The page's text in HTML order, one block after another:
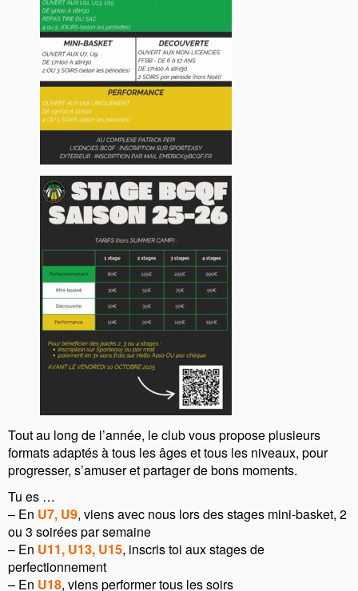
Tout au long de l’année, le club vous propose plusieurs
formats adaptés à tous les âges et tous les niveaux, pour
progresser, s’amuser et partager de bons moments.
Tu es …
– En U7, U9, viens avec nous lors des stages mini-basket, 2
ou 3 soirées par semaine
– En U11, U13, U15, inscris toi aux stages de
perfectionnement
– En U18, viens performer tous les soirs